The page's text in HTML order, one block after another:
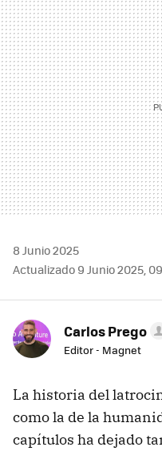
8 Junio 2025
Actualizado 9 Junio 2025,
Carlos Prego
Editor - Magnet
La historia del
como la de la
capítulos ha dejado